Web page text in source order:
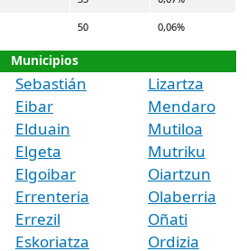
50 0,06%
Municipios
Sebastián
Eibar
Elduain
Elgeta
Elgoibar
Errenteria
Errezil
Eskoriatza
Lizartza
Mendaro
Mutiloa
Mutriku
Oiartzun
Olaberria
Oñati
Ordizia